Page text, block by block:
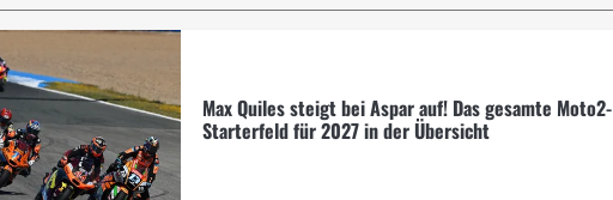
Max Quiles steigt bei Aspar auf! Das gesamte Moto2-
Starterfeld für 2027 in der Übersicht